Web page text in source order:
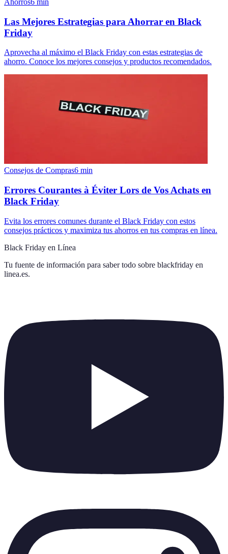
Ahorros6 min
Las Mejores Estrategias para Ahorrar en Black
Friday
Aprovecha al máximo el Black Friday con estas estrategias de
ahorro. Conoce los mejores consejos y productos recomendados.
Consejos de Compras6 min
Errores Courantes à Éviter Lors de Vos Achats en
Black Friday
Evita los errores comunes durante el Black Friday con estos
consejos prácticos y maximiza tus ahorros en tus compras en línea.
Black Friday en Línea
Tu fuente de información para saber todo sobre blackfriday en
linea.es.